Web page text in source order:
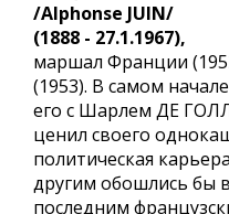
/Alphonse JUIN/
(1888 - 27.1.1967),
маршал Франции
(1953). В самом
его с Шарлем ДЕ
ценил своего
политическая
другим обошлись бы
последним